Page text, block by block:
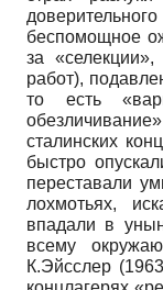
беспомощное
за
работ),
то есть
сталинских
быстро
переставали
лохмотьях,
впадали в
всему
К.Эйсслер